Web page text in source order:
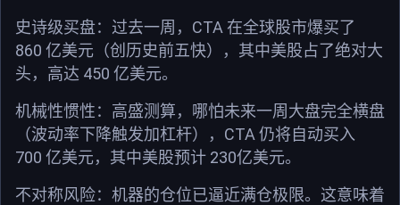
史诗级买盘： 过去一周， CTA 在全球股市爆买了
860 亿美元（创历史前五快），其中美股占了绝对大
头，高达 450 亿美元。
机械性惯性： 高盛测算，哪怕未来一周大盘完全横盘
（波动率下降触发加杠杆）， CTA 仍将自动买入
700 亿美元，其中美股预计 230亿美元。
不对称风险： 机器的仓位已逼近满仓极限。这意味着